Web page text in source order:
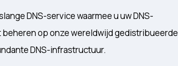
DNS-service waarmee u uw DNS-
beheren op onze wereldwijd gedistribueerde
DNS-infrastructuur.